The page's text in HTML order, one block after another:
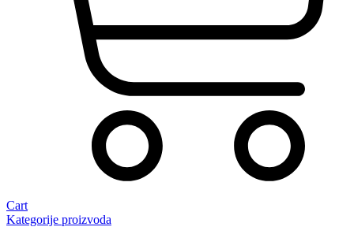
Cart
Kategorije proizvoda